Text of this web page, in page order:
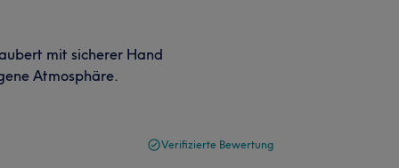
mit sicherer Hand
Atmosphäre.
Verifizierte Bewertung